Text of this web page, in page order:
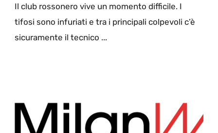
Il club rossonero vive un momento difficile. I
tifosi sono infuriati e tra i principali colpevoli c’è
sicuramente il tecnico ...